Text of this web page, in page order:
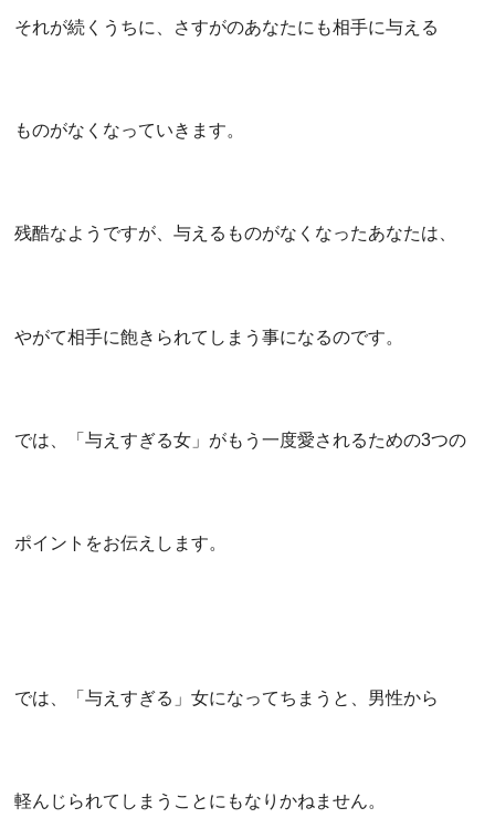
それが続くうちに、さすがのあなたにも相手に与える
ものがなくなっていきます。
残酷なようですが、与えるものがなくなったあなたは、
やがて相手に飽きられてしまう事になるのです。
では、「与えすぎる女」がもう一度愛されるための3つの
ポイントをお伝えします。
では、「与えすぎる」女になってちまうと、男性から
軽んじられてしまうことにもなりかねません。